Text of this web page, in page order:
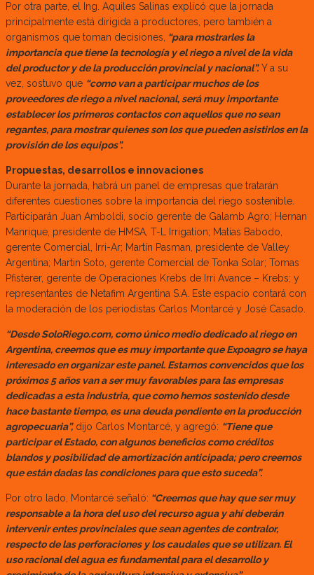
Por otra parte, el Ing. Aquiles Salinas explicó que la jornada
principalmente está dirigida a productores, pero también a
organismos que toman decisiones, “para mostrarles la
importancia que tiene la tecnología y el riego a nivel de la vida
del productor y de la producción provincial y nacional”.Y a su
vez, sostuvo que “como van a participar muchos de los
proveedores de riego a nivel nacional, será muy importante
establecer los primeros contactos con aquellos que no sean
regantes, para mostrar quienes son los que pueden asistirlos en la
provisión de los equipos”.
Propuestas, desarrollos e innovaciones
Durante la jornada, habrá un panel de empresas que tratarán
diferentes cuestiones sobre la importancia del riego sostenible.
Participarán Juan Amboldi, socio gerente de Galamb Agro; Hernan
Manrique, presidente de HMSA, T-L Irrigation; Matías Babodo,
gerente Comercial, Irri-Ar; Martín Pasman, presidente de Valley
Argentina; Martin Soto, gerente Comercial de Tonka Solar; Tomas
Pfisterer, gerente de Operaciones Krebs de Irri Avance – Krebs; y
representantes de Netafim Argentina S.A. Este espacio contará con
la moderación de los periodistas Carlos Montarcé y José Casado.
“Desde SoloRiego.com, como único medio dedicado al riego en
Argentina, creemos que es muy importante que Expoagro se haya
interesado en organizar este panel. Estamos convencidos que los
próximos 5 años van a ser muy favorables para las empresas
dedicadas a esta industria, que como hemos sostenido desde
hace bastante tiempo, es una deuda pendiente en la producción
agropecuaria”,dijo Carlos Montarcé, y agregó: “Tiene que
participar el Estado, con algunos beneficios como créditos
blandos y posibilidad de amortización anticipada; pero creemos
que están dadas las condiciones para que esto suceda”.
Por otro lado, Montarcé señaló: “Creemos que hay que ser muy
responsable a la hora del uso del recurso agua y ahí deberán
intervenir entes provinciales que sean agentes de contralor,
respecto de las perforaciones y los caudales que se utilizan. El
uso racional del agua es fundamental para el desarrollo y